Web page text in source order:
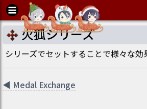
火狐シリーズ
シリーズでセットすることで様々な
◀ Medal Exchange